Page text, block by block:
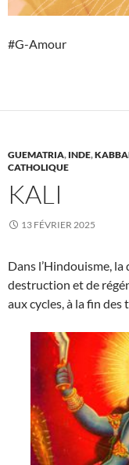
#G-Amour
GUEMATRIA, INDE,
CATHOLIQUE
KALI
13 FÉVRIER 2025
Dans l’Hindouisme,
destruction et de
aux cycles, à la fin des